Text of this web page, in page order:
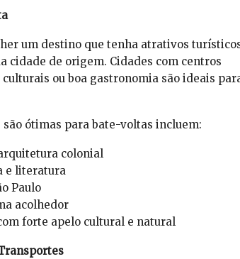
um destino que tenha atrativos
cidade de origem. Cidades com centros
ou boa gastronomia são ideais
ótimas para bate-voltas incluem:
colonial
e literatura
Paulo
acolhedor
forte apelo cultural e natural